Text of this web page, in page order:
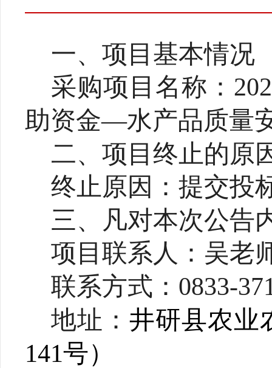
一、项目基本情况
采购项目名称：
助资金—水产品质量
二、项目终止的原
终止原因： 提交投
三、凡对本次公告
项目联系人：吴老
联系方式： 0833-
地址： 井研县农业
141号）